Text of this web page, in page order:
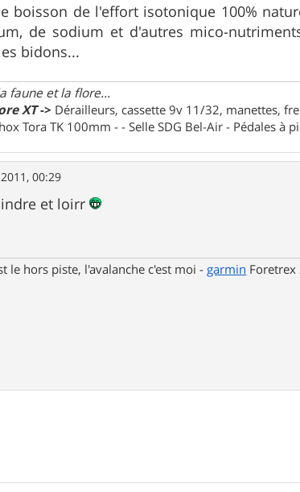
boisson de l'effort isotonique 100%
de sodium et d'autres mico-
bidons...
faune et la flore...
XT-> Dérailleurs, cassette 9v 11/32, manettes,
Tora TK 100mm - - Selle SDG Bel-Air - Pédales à
00:29
indre et loirr
le hors piste, l'avalanche c'est moi - garmin Foretrex